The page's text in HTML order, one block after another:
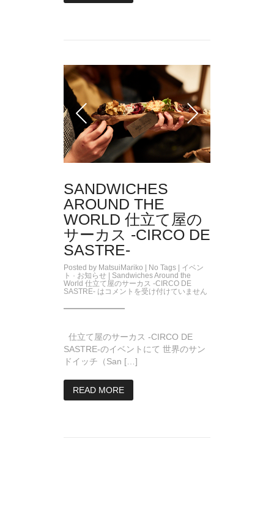
SANDWICHES
AROUND THE
WORLD 仕立て屋の
サーカス -CIRCO DE
SASTRE-
Posted by MatsuiMariko | No Tags | イベン
ト · お知らせ
Sandwiches Around the
World 仕立て屋のサーカス -CIRCO DE
SASTRE- は コメントを受け付けていません
仕立て屋のサーカス -CIRCO DE
SASTRE-のイベントにて 世界のサン
ドイッチ（San […]
READ MORE